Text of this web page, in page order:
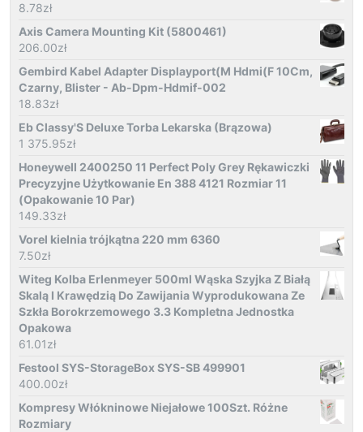
8.78zł
Axis Camera Mounting Kit (5800461)
206.00zł
Gembird Kabel Adapter Displayport(M Hdmi(F 10Cm,
Czarny, Blister - Ab-Dpm-Hdmif-002
18.83zł
Eb Classy'S Deluxe Torba Lekarska (Brązowa)
1 375.95zł
Honeywell 2400250 11 Perfect Poly Grey Rękawiczki
Precyzyjne Użytkowanie En 388 4121 Rozmiar 11
(Opakowanie 10 Par)
149.33zł
Vorel kielnia trójkątna 220 mm 6360
7.50zł
Witeg Kolba Erlenmeyer 500ml Wąska Szyjka Z Białą
Skalą I Krawędzią Do Zawijania Wyprodukowana Ze
Szkła Borokrzemowego 3.3 Kompletna Jednostka
Opakowa
61.01zł
Festool SYS-StorageBox SYS-SB 499901
400.00zł
Kompresy Włókninowe Niejałowe 100Szt. Różne
Rozmiary